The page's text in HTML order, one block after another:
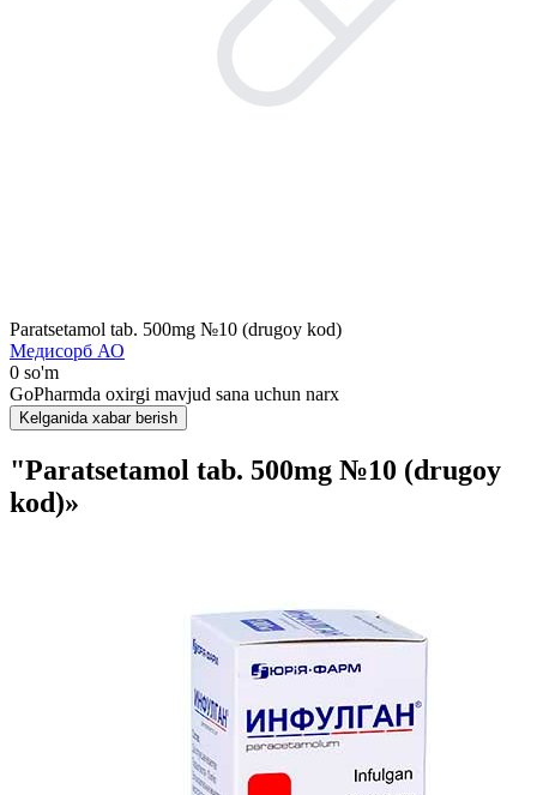
Paratsetamol tab. 500mg №10 (drugoy kod)
Медисорб АО
0 so'm
GoPharmda oxirgi mavjud sana uchun narx
Kelganida xabar berish
"Paratsetamol tab. 500mg №10 (drugoy
kod)»